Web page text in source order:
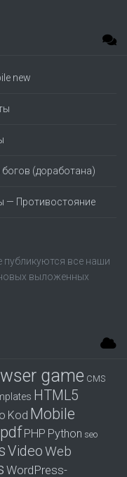
new
(доработана)
— Противостояние
публикуются все наши
выложенных
game CMS
HTML5
Kod Mobile
pdf PHP Python seo
VideoWeb
WordPress-